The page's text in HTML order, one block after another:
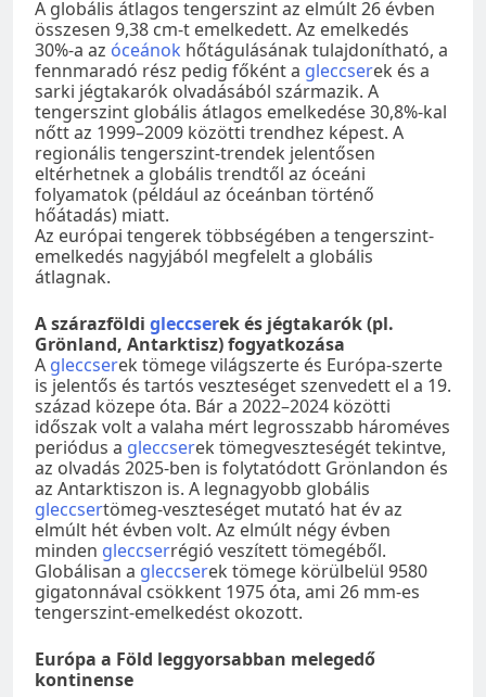
A globális átlagos tengerszint az elmúlt 26 évben
összesen 9,38 cm-t emelkedett. Az emelkedés
30%-a az óceánok hőtágulásának tulajdonítható, a
fennmaradó rész pedig főként a gleccserek és a
sarki jégtakarók olvadásából származik. A
tengerszint globális átlagos emelkedése 30,8%-kal
nőtt az 1999–2009 közötti trendhez képest. A
regionális tengerszint-trendek jelentősen
eltérhetnek a globális trendtől az óceáni
folyamatok (például az óceánban történő
hőátadás) miatt.
Az európai tengerek többségében a tengerszint-
emelkedés nagyjából megfelelt a globális
átlagnak.
A szárazföldi gleccserek és jégtakarók (pl.
Grönland, Antarktisz) fogyatkozása
A gleccserek tömege világszerte és Európa-szerte
is jelentős és tartós veszteséget szenvedett el a 19.
század közepe óta. Bár a 2022–2024 közötti
időszak volt a valaha mért legrosszabb hároméves
periódus a gleccserek tömegveszteségét tekintve,
az olvadás 2025-ben is folytatódott Grönlandon és
az Antarktiszon is. A legnagyobb globális
gleccsertömeg-veszteséget mutató hat év az
elmúlt hét évben volt. Az elmúlt négy évben
minden gleccserrégió veszített tömegéből.
Globálisan a gleccserek tömege körülbelül 9580
gigatonnával csökkent 1975 óta, ami 26 mm-es
tengerszint-emelkedést okozott.
Európa a Föld leggyorsabban melegedő
kontinense